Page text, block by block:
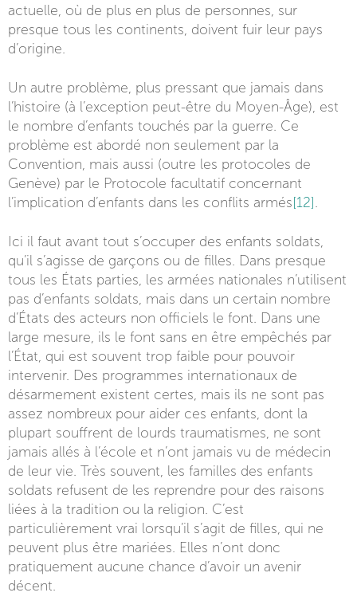
actuelle, où de plus en plus de personnes, sur
presque tous les continents, doivent fuir leur pays
d’origine.
Un autre problème, plus pressant que jamais dans
l’histoire (à l’exception peut-être du Moyen-Âge), est
le nombre d’enfants touchés par la guerre. Ce
problème est abordé non seulement par la
Convention, mais aussi (outre les protocoles de
Genève) par le Protocole facultatif concernant
l’implication d’enfants dans les conflits armés [12]
Ici il faut avant tout s’occuper des enfants soldats,
qu’il s’agisse de garçons ou de filles. Dans presque
tous les États parties, les armées nationales n’utilisent
pas d’enfants soldats, mais dans un certain nombre
d’États des acteurs non officiels le font. Dans une
large mesure, ils le font sans en être empêchés par
l’État, qui est souvent trop faible pour pouvoir
intervenir. Des programmes internationaux de
désarmement existent certes, mais ils ne sont pas
assez nombreux pour aider ces enfants, dont la
plupart souffrent de lourds traumatismes, ne sont
jamais allés à l’école et n’ont jamais vu de médecin
de leur vie. Très souvent, les familles des enfants
soldats refusent de les reprendre pour des raisons
liées à la tradition ou la religion. C’est
particulièrement vrai lorsqu’il s’agit de filles, qui ne
peuvent plus être mariées. Elles n’ont donc
pratiquement aucune chance d’avoir un avenir
décent.